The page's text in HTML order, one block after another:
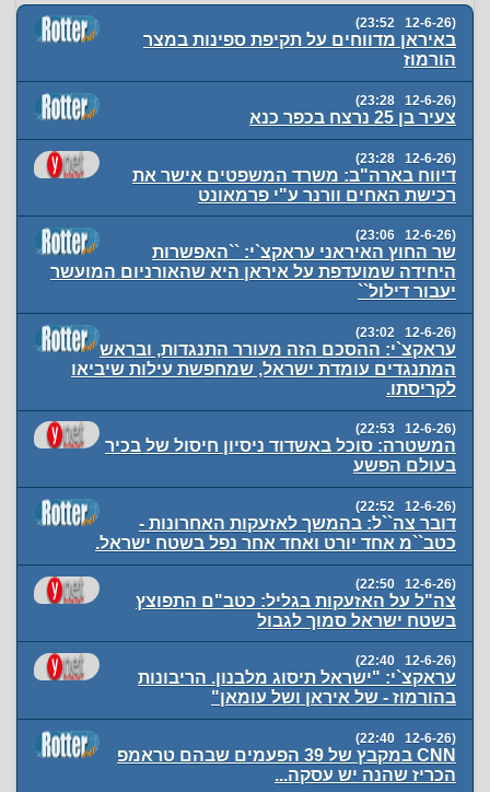
(12-6-26 23:52)
באיראן מדווחים על תקיפת ספינות במצר
הורמוז
(12-6-26 23:28)
צעיר בן 25 נרצח בכפר כנא
(12-6-26 23:28)
דיווח בארה"ב: משרד המשפטים אישר את
רכישת האחים וורנר ע"י פרמאונט
(12-6-26 23:06)
שר החוץ האיראני עראקצ`י: ``האפשרות
היחידה שמועדפת על איראן היא שהאורניום המועשר
יעבור דילול``
(12-6-26 23:02)
עראקצ`י: ההסכם הזה מעורר התנגדות, ובראש
המתנגדים עומדת ישראל, שמחפשת עילות שיביאו
לקריסתו.
(12-6-26 22:53)
המשטרה: סוכל באשדוד ניסיון חיסול של בכיר
בעולם הפשע
(12-6-26 22:52)
דובר צה``ל: בהמשך לאזעקות האחרונות -
כטב``מ אחד יורט ואחד אחר נפל בשטח ישראל.
(12-6-26 22:50)
צה"ל על האזעקות בגליל: כטב"ם התפוצץ
בשטח ישראל סמוך לגבול
(12-6-26 22:40)
עראקצ`י: "ישראל תיסוג מלבנון. הריבונות
בהורמוז - של איראן ושל עומאן"
(12-6-26 22:40)
CNN במקבץ של 39 הפעמים שבהם טראמפ
הכריז שהנה יש עסקה...